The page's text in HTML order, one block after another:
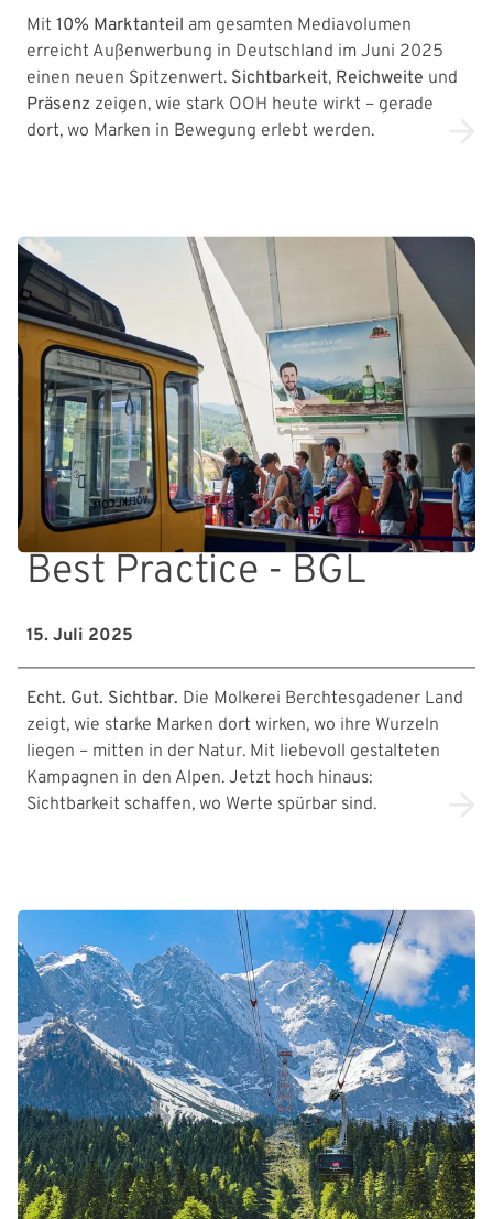
Mit 10% Marktanteil am gesamten Mediavolumen
erreicht Außenwerbung in Deutschland im Juni 2025
einen neuen Spitzenwert. Sichtbarkeit, Reichweite und
Präsenz zeigen, wie stark OOH heute wirkt – gerade
dort, wo Marken in Bewegung erlebt werden.
Best Practice - BGL
15. Juli 2025
Echt. Gut. Sichtbar. Die Molkerei Berchtesgadener Land
zeigt, wie starke Marken dort wirken, wo ihre Wurzeln
liegen – mitten in der Natur. Mit liebevoll gestalteten
Kampagnen in den Alpen. Jetzt hoch hinaus:
Sichtbarkeit schaffen, wo Werte spürbar sind.